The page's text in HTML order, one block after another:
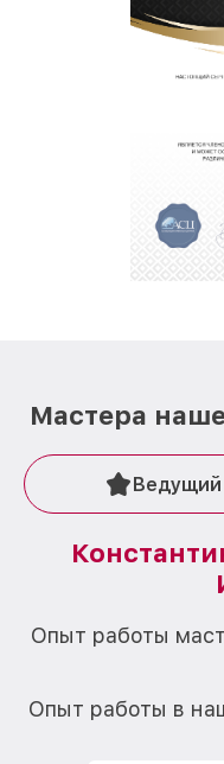
Мастера
Опыт работы
Опыт работы в